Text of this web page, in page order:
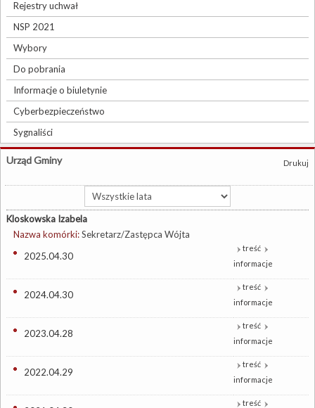
Rejestry uchwał
NSP 2021
Wybory
Do pobrania
Informacje o biuletynie
Cyberbezpieczeństwo
Sygnaliści
Drukuj
Urząd Gminy
Kloskowska Izabela
Nazwa komórki:Sekretarz/Zastępca Wójta
2025.04.30
treść
informacje
2024.04.30
treść
informacje
2023.04.28
treść
informacje
2022.04.29
treść
informacje
treść